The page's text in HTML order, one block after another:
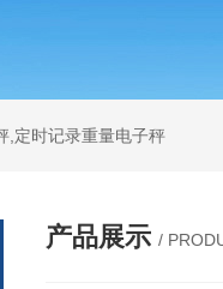
,定时记录重量电子秤
产品展示 /